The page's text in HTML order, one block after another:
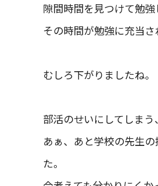
隙間時間を見つけて勉
その時間が勉強に充当さ
むしろ下がりましたね。
部活のせいにしてしまう
あぁ、あと学校の先生
た。